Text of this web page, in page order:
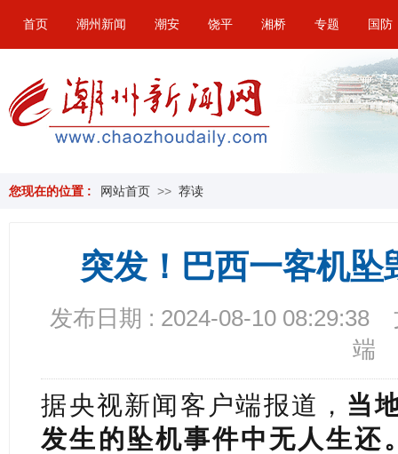
首页 潮州新闻 潮安 饶平 湘桥 专题 国防
您现在的位置 : 网站首页 >> 荐读
突发！巴西一客机坠
发布日期 : 2024-08-10 08:29:38
端
据央视新闻客户端报道， 当
发生的坠机事件中无人生还